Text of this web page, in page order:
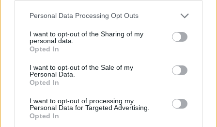
Personal Data Processing Opt Outs
I want to opt-out of the Sharing of my
personal data.
Opted In
I want to opt-out of the Sale of my
Personal Data.
Opted In
I want to opt-out of processing my
Personal Data for Targeted Advertising.
Opted In
Permanencia, quedando como sigue:
Presidente (por delegación): don Jesús León Lima,
vicepresidente del Consejo Social de la ULPGC.
Vicepresidente: don David Sánchez Rodríguez,
vicerrector de Estudiantes.
Don Luis Hernández Calvento, vicerrector de
Títulos y Calidad Académica.
Don Primitivo Jerónimo Pérez, vocal del Consejo
Social.